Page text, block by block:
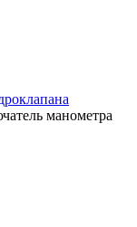
манометра